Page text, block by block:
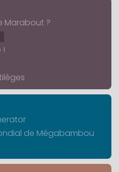
Marabout ?
!
de Mégabambou